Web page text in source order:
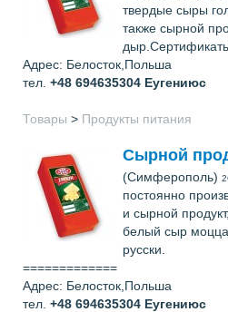
твердые сыры
также сырной
Адрес: Белосток,Польша
тел. +48 694635304 Еугениюс
Товары > Продукты питания
Сырной
(Симферополь)
постоянно
и сырной
белый сыр
русски.
=============
Адрес: Белосток,Польша
тел. +48 694635304 Еугениюс